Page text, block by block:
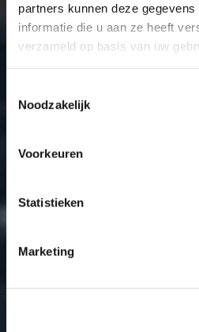
partners kunnen deze
informatie die u aan ze heeft
verzameld op basis van uw
Noodzakelijk
Voorkeuren
Statistieken
Marketing